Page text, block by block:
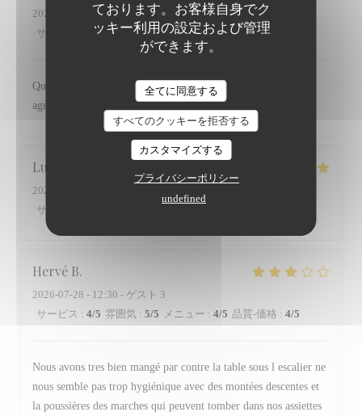
ております。お客様自身でク
ッキー利用の設定および管理
ができます。
全てに同意する
すべてのクッキーを拒否する
カスタマイズする
プライバシーポリシー
undefined
2026-07-29
- 20:00 - ゲスト 2
サービス
/5 雰囲気: 5/5 メニュー: 5/5 品質-価格
Qualité des produits, cuisine pleine de saveur et un service
agréable
Lucas
2026-07-28
サービス
Hervé B
2026-07-28 - 12:30 - ゲスト 3
サービス : 4/5 雰囲気 : 5/5 メニュー : 4/5 品質-価格 : 4/5
Nous avons tres bien mangé par contre la table sous l escalier ne
nous semble pas trop hygiénique avec des montées descentes et
la poussières des marches qui peuvent tomber dans nos assiettes